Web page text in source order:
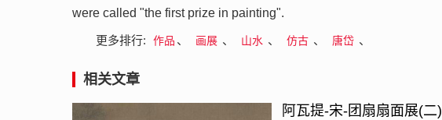
were called "the first prize in painting".
更多排行: 作品 、 画展 、 山水 、 仿古 、 唐岱 、
相关文章
阿瓦提-宋-团扇扇面展(二)